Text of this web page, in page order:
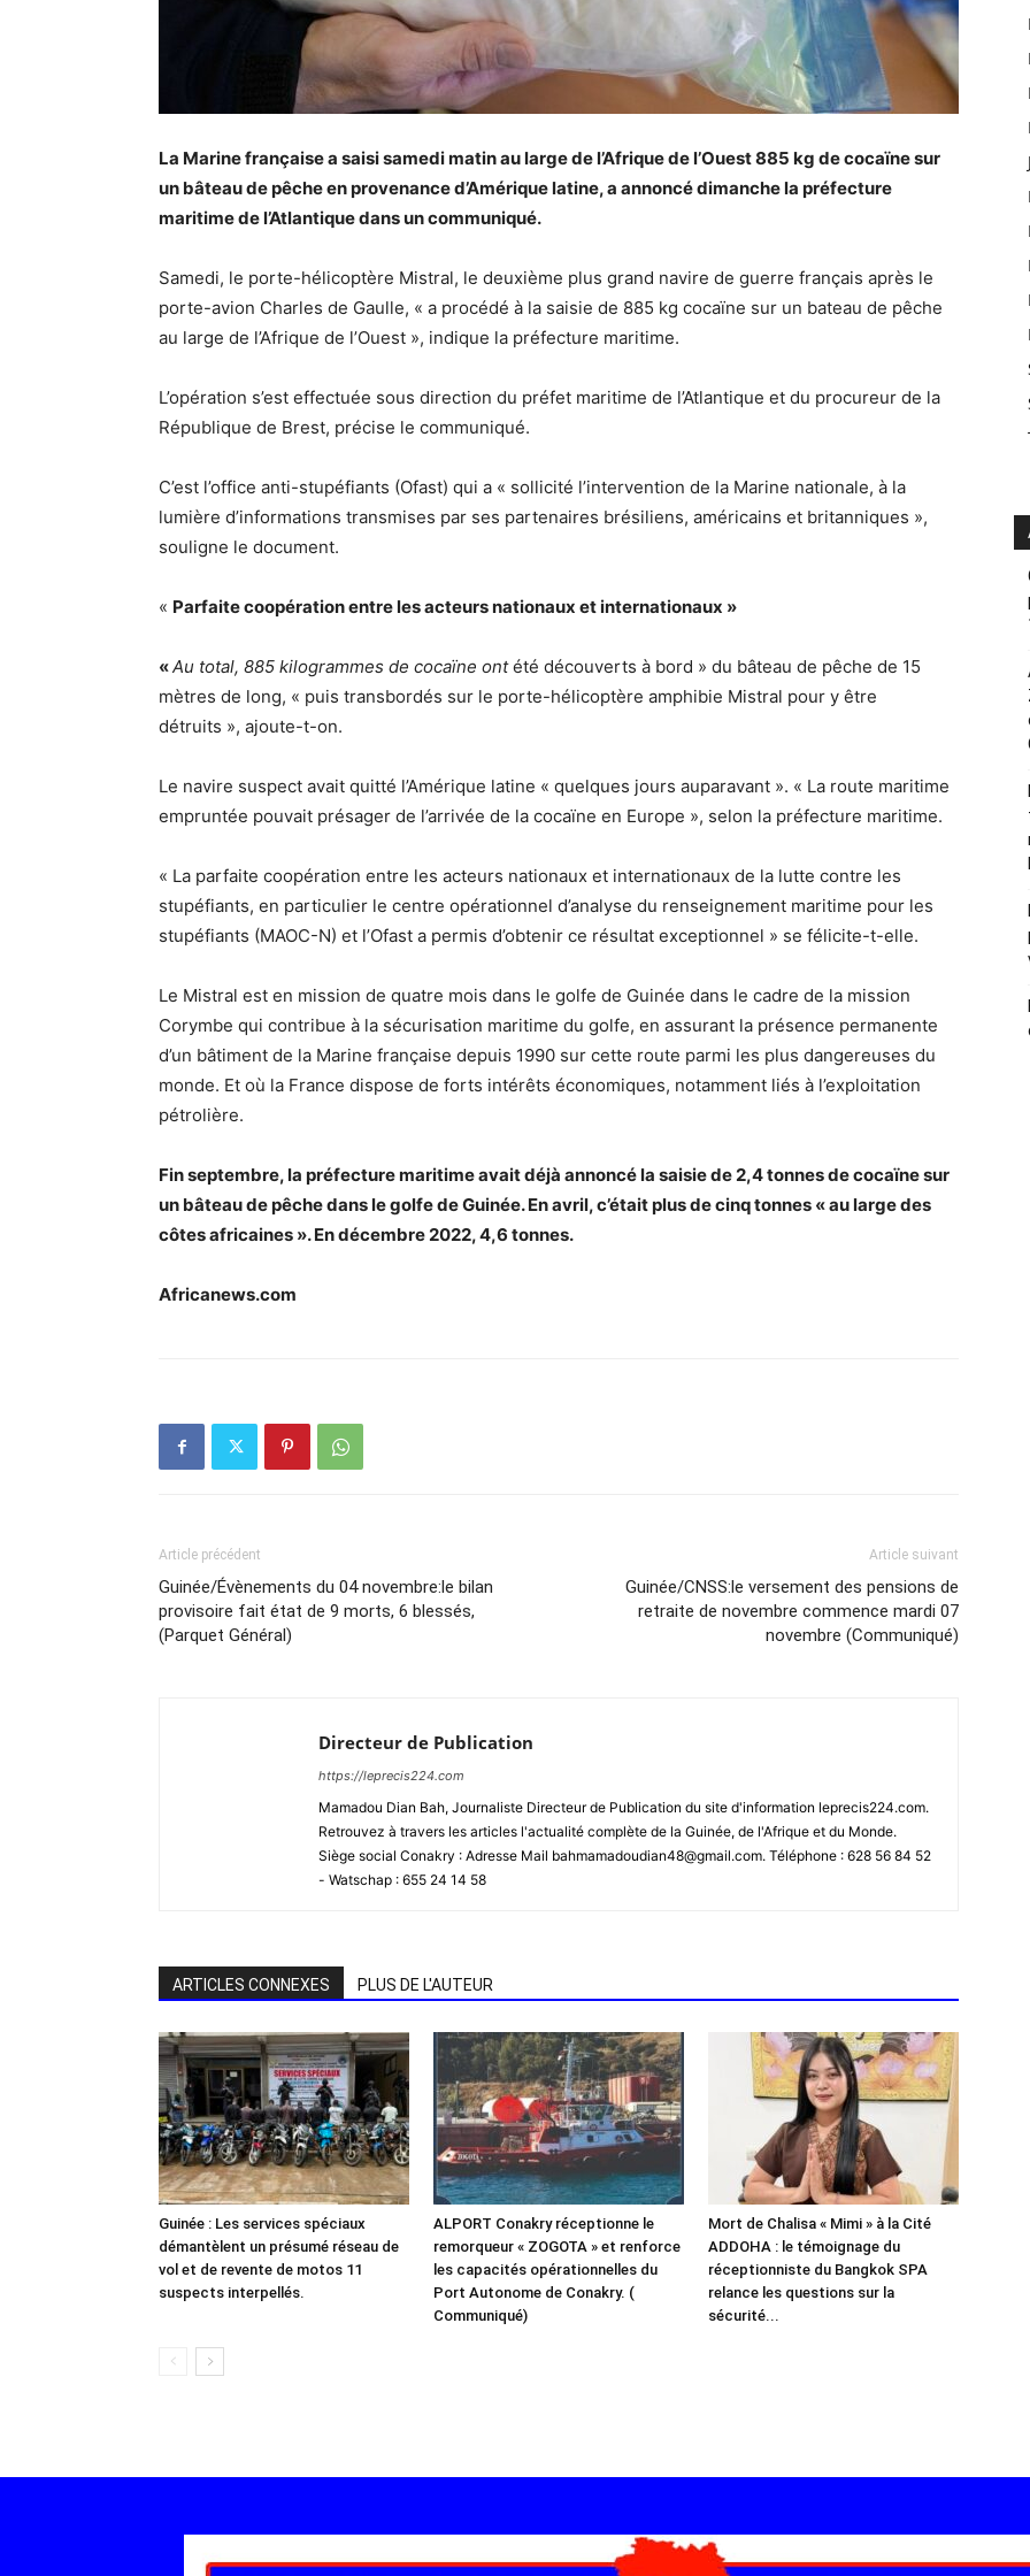
La Marine française a saisi samedi matin au large de l’Afrique de l’Ouest 885 kg de cocaïne sur
un bâteau de pêche en provenance d’Amérique latine, a annoncé dimanche la préfecture
maritime de l’Atlantique dans un communiqué.
Samedi, le porte-hélicoptère Mistral, le deuxième plus grand navire de guerre français après le
porte-avion Charles de Gaulle, « a procédé à la saisie de 885 kg cocaïne sur un bateau de pêche
au large de l’Afrique de l’Ouest », indique la préfecture maritime.
L’opération s’est effectuée sous direction du préfet maritime de l’Atlantique et du procureur de la
République de Brest, précise le communiqué.
C’est l’office anti-stupéfiants (Ofast) qui a « sollicité l’intervention de la Marine nationale, à la
lumière d’informations transmises par ses partenaires brésiliens, américains et britanniques »,
souligne le document.
« Parfaite coopération entre les acteurs nationaux et internationaux »
«Au total, 885 kilogrammes de cocaïne ontété découverts à bord » du bâteau de pêche de 15
mètres de long, « puis transbordés sur le porte-hélicoptère amphibie Mistral pour y être
détruits », ajoute-t-on.
Le navire suspect avait quitté l’Amérique latine « quelques jours auparavant ». « La route maritime
empruntée pouvait présager de l’arrivée de la cocaïne en Europe », selon la préfecture maritime.
« La parfaite coopération entre les acteurs nationaux et internationaux de la lutte contre les
stupéfiants, en particulier le centre opérationnel d’analyse du renseignement maritime pour les
stupéfiants (MAOC-N) et l’Ofast a permis d’obtenir ce résultat exceptionnel » se félicite-t-elle.
Le Mistral est en mission de quatre mois dans le golfe de Guinée dans le cadre de la mission
Corymbe qui contribue à la sécurisation maritime du golfe, en assurant la présence permanente
d’un bâtiment de la Marine française depuis 1990 sur cette route parmi les plus dangereuses du
monde. Et où la France dispose de forts intérêts économiques, notamment liés à l’exploitation
pétrolière.
Fin septembre, la préfecture maritime avait déjà annoncé la saisie de 2,4 tonnes de cocaïne sur
un bâteau de pêche dans le golfe de Guinée. En avril, c’était plus de cinq tonnes « au large des
côtes africaines ». En décembre 2022, 4,6 tonnes.
Africanews.com
Article précédent
Guinée/Évènements du 04 novembre:le bilan
provisoire fait état de 9 morts, 6 blessés,
(Parquet Général)
Article suivant
Guinée/CNSS:le versement des pensions de
retraite de novembre commence mardi 07
novembre (Communiqué)
Directeur de Publication
https://leprecis224.com
Mamadou Dian Bah, Journaliste Directeur de Publication du site d'information leprecis224.com.
Retrouvez à travers les articles l'actualité complète de la Guinée, de l'Afrique et du Monde.
Siège social Conakry : Adresse Mail bahmamadoudian48@gmail.com. Téléphone : 628 56 84 52
- Watschap : 655 24 14 58
ARTICLES CONNEXES PLUS DE L'AUTEUR
Guinée : Les services spéciaux
démantèlent un présumé réseau de
vol et de revente de motos 11
suspects interpellés.
ALPORT Conakry réceptionne le
remorqueur « ZOGOTA » et renforce
les capacités opérationnelles du
Port Autonome de Conakry. (
Communiqué)
Mort de Chalisa « Mimi » à la Cité
ADDOHA : le témoignage du
réceptionniste du Bangkok SPA
relance les questions sur la
sécurité...